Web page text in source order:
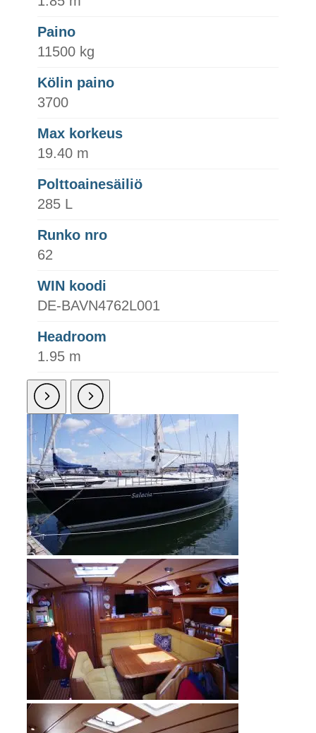
Paino
11500 kg
Kölin paino
3700
Max korkeus
19.40 m
Polttoainesäiliö
285 L
Runko nro
62
WIN koodi
DE-BAVN4762L001
Headroom
1.95 m